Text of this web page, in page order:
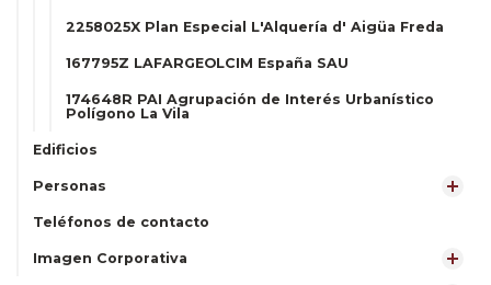
2258025X Plan Especial L'Alquería d' Aigüa Freda
167795Z LAFARGEOLCIM España SAU
174648R PAI Agrupación de Interés Urbanístico
Polígono La Vila
Edificios
Personas
Teléfonos de contacto
Imagen Corporativa